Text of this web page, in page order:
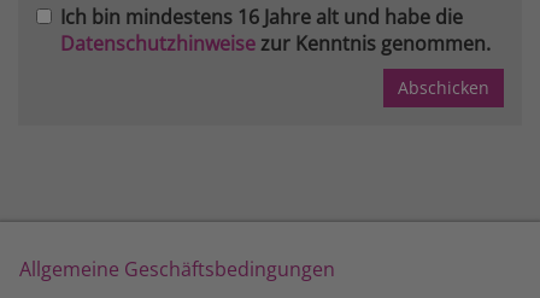
Ich bin mindestens 16 Jahre alt und habe die
Datenschutzhinweisezur Kenntnis genommen.
Allgemeine Geschäftsbedingungen